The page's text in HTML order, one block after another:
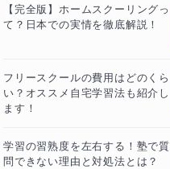
【完全版】ホームスクーリングっ
て？日本での実情を徹底解説！
フリースクールの費用はどのくら
い？オススメ自宅学習法も紹介し
ます！
学習の習熟度を左右する！塾で質
問できない理由と対処法とは？